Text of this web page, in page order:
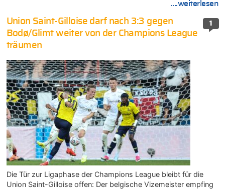
....weiterlesen
1
Union Saint-Gilloise darf nach 3:3 gegen
Bodø/Glimt weiter von der Champions League
träumen
Die Tür zur Ligaphase der Champions League bleibt für die
Union Saint-Gilloise offen: Der belgische Vizemeister empfing